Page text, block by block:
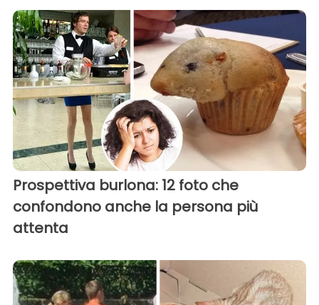
Prospettiva burlona: 12 foto che
confondono anche la persona più
attenta